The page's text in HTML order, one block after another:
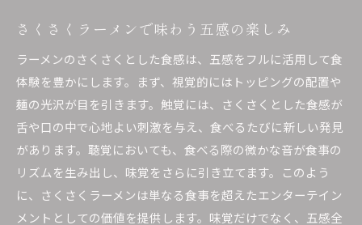
さくさくラーメンで味わう五感の楽しみ
ラーメンのさくさくとした食感は、五感をフルに活用して食
体験を豊かにします。まず、視覚的にはトッピングの配置や
麺の光沢が目を引きます。触覚には、さくさくとした食感が
舌や口の中で心地よい刺激を与え、食べるたびに新しい発見
があります。聴覚においても、食べる際の微かな音が食事の
リズムを生み出し、味覚をさらに引き立てます。このよう
に、さくさくラーメンは単なる食事を超えたエンターテイン
メントとしての価値を提供します。味覚だけでなく、五感全